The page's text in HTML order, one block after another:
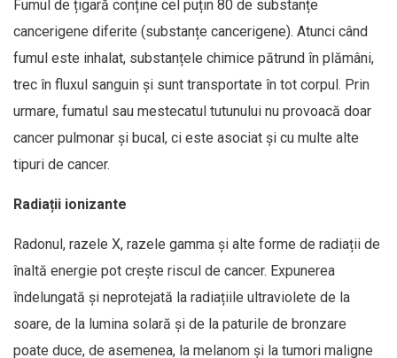
Fumul de țigară conține cel puțin 80 de substanțe
cancerigene diferite (substanțe cancerigene). Atunci când
fumul este inhalat, substanțele chimice pătrund în plămâni,
trec în fluxul sanguin și sunt transportate în tot corpul. Prin
urmare, fumatul sau mestecatul tutunului nu provoacă doar
cancer pulmonar și bucal, ci este asociat și cu multe alte
tipuri de cancer.
Radiații ionizante
Radonul, razele X, razele gamma și alte forme de radiații de
înaltă energie pot crește riscul de cancer. Expunerea
îndelungată și neprotejată la radiațiile ultraviolete de la
soare, de la lumina solară și de la paturile de bronzare
poate duce, de asemenea, la melanom și la tumori maligne